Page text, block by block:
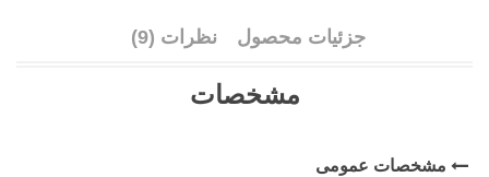
جزئیات محصول نظرات (9)
مشخصات
مشخصات عمومی